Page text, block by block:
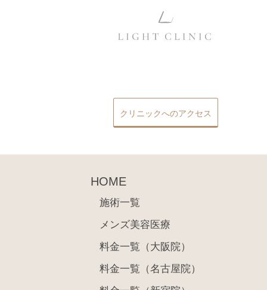
クリニックへのアクセス
HOME
施術一覧
メンズ美容医療
料金一覧（大阪院）
料金一覧（名古屋院）